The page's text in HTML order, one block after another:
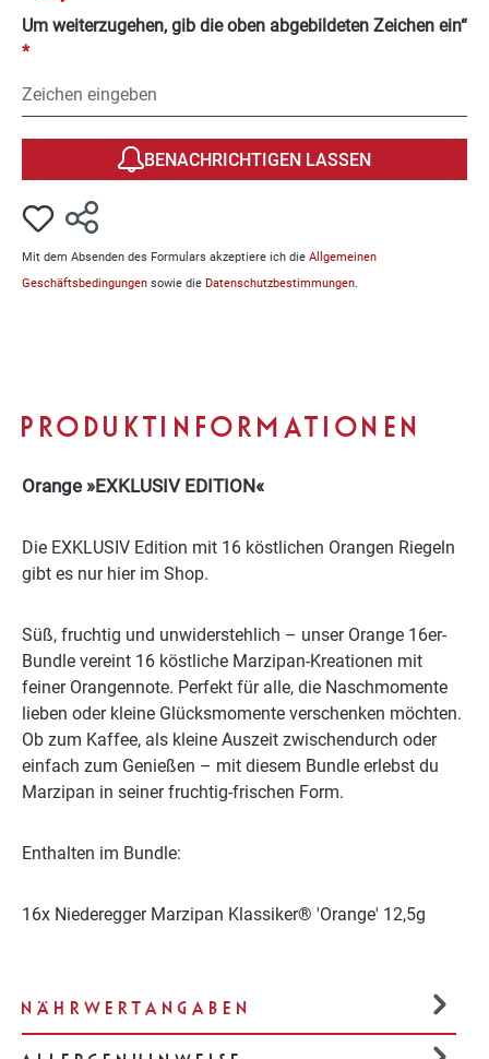
Um weiterzugehen, gib die oben abgebildeten Zeichen ein“
*
BENACHRICHTIGEN LASSEN
Mit dem Absenden des Formulars akzeptiere ich die Allgemeinen
Geschäftsbedingungen sowie die Datenschutzbestimmungen.
PRODUKTINFORMATIONEN
Orange »EXKLUSIV EDITION«
Die EXKLUSIV Edition mit 16 köstlichen Orangen Riegeln
gibt es nur hier im Shop.
Süß, fruchtig und unwiderstehlich – unser Orange 16er-
Bundle vereint 16 köstliche Marzipan-Kreationen mit
feiner Orangennote. Perfekt für alle, die Naschmomente
lieben oder kleine Glücksmomente verschenken möchten.
Ob zum Kaffee, als kleine Auszeit zwischendurch oder
einfach zum Genießen – mit diesem Bundle erlebst du
Marzipan in seiner fruchtig-frischen Form.
Enthalten im Bundle:
16x Niederegger Marzipan Klassiker® 'Orange' 12,5g
NÄHRWERTANGABEN